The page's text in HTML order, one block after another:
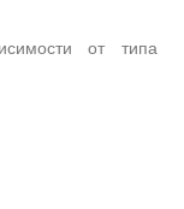
от типа